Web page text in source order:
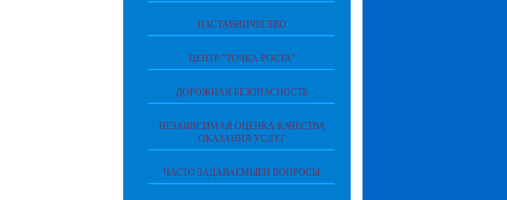
НАСТАВНИЧЕСТВО
ЦЕНТР "ТОЧКА РОСТА"
ДОРОЖНАЯ БЕЗОПАСНОСТЬ
НЕЗАВИСИМАЯ ОЦЕНКА КАЧЕСТВА
ОКАЗАНИЯ УСЛУГ
ЧАСТО ЗАДАВАЕМЫЕН ВОПРОСЫ